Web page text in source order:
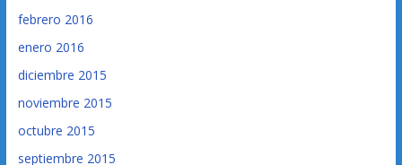
febrero 2016
enero 2016
diciembre 2015
noviembre 2015
octubre 2015
septiembre 2015